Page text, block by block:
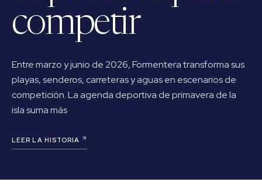
competir
Entre marzo y junio de 2026, Formentera transforma sus
playas, senderos, carreteras y aguas en escenarios de
competición. La agenda deportiva de primavera de la
isla suma más
LEER LA HISTORIA